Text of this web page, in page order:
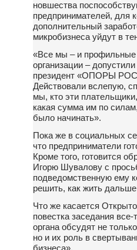
новшества
предпринимателей, для
дополнительный
микробизнеса уйдут в
«Все мы – и
организации –
президент «ОПОРЫ
Действовали вслепую,
мы, кто эти
какая сумма им по
было начинать».
Пока же в социальных
что предприниматели
Кроме того, готовится
Игорю Шувалову с
подведомственную ему
решить, как жить
Что же касается
повестка заседания
органа обсудят не
но и их роль в